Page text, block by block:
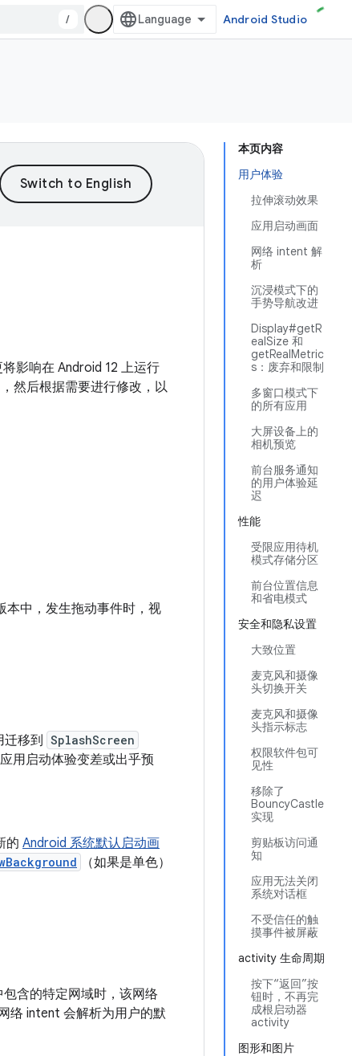
/ Android Studio
本页内容
用户体验
拉伸滚动效果
应用启动画面
网络 intent 解
析
沉浸模式下的
手势导航改进
Display#getR
ealSize 和
getRealMetric
s：废弃和限制
多窗口模式下
的所有应用
大屏设备上的
相机预览
前台服务通知
的用户体验延
迟
性能
受限应用待机
模式存储分区
前台位置信息
和省电模式
安全和隐私设置
大致位置
麦克风和摄像
头切换开关
麦克风和摄像
头指示标志
权限软件包可
见性
移除了
BouncyCastle
实现
剪贴板访问通
知
应用无法关闭
系统对话框
不受信任的触
摸事件被屏蔽
activity 生命周期
按下“返回”按
钮时，不再完
成根启动器
activity
图形和图片
影响在 Android 12 上运行
然后根据需要进行修改，以
本中，发生拖动事件时，视
迁移到 SplashScreen
用启动体验变差或出乎预
的 Android 系统默认启动画
（如果是单色）
含的特定网域时，该网络
络 intent 会解析为用户的默